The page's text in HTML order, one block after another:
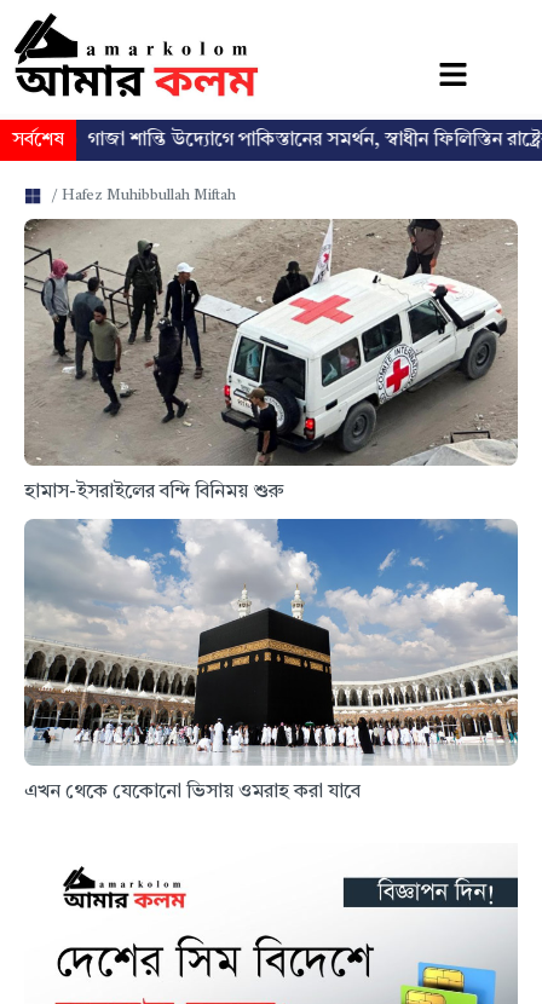
সর্বশেষগাজা শান্তি উদ্যোগে পাকিস্তানের সমর্থন, স্বাধীন ফিলিস্তিন রাষ্ট্রের
/ Hafez Muhibbullah Miftah
হামাস-ইসরাইলের বন্দি বিনিময় শুরু
এখন থেকে যেকোনো ভিসায় ওমরাহ করা যাবে